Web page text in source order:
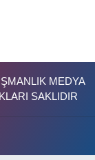
MEDYA
SAKLIDIR